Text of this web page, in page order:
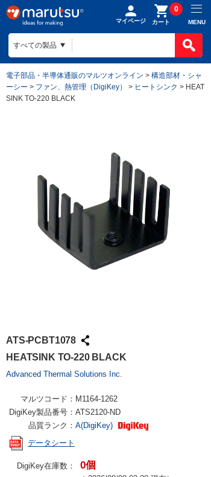
マイページ カート
0
MENU
電子部品・半導体通販のマルツオンライン > 構造部材・シャ
ーシー > ファン、熱管理（DigiKey） > ヒートシンク > HEAT
SINK TO-220 BLACK
ATS-PCBT1078
HEATSINK TO-220 BLACK
Advanced Thermal Solutions Inc.
マルツコード： M1164-1262
DigiKey製品番号： ATS2120-ND
品質ランク： A(DigiKey)
データシート
DigiKey在庫数： 0個